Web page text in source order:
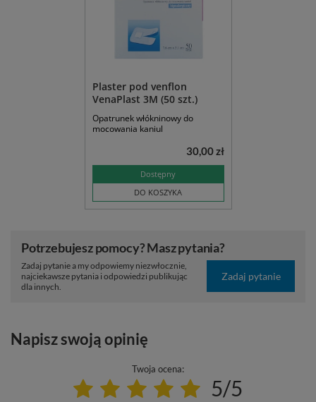
Plaster pod venflon
VenaPlast 3M (50 szt.)
Opatrunek włókninowy do
mocowania kaniul
Dostępny
DO KOSZYKA
30,00 zł
Potrzebujesz pomocy? Masz pytania?
Zadaj pytanie a my odpowiemy niezwłocznie,
najciekawsze pytania i odpowiedzi publikując
dla innych.
Zadaj pytanie
Napisz swoją opinię
Twoja ocena:
5/5